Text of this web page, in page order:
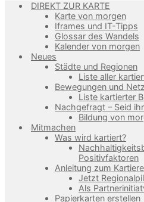
DIREKT ZUR KARTE
Karte von morgen
Iframes und IT-Tipps
Glossar des Wandels
Kalender von morgen
Neues
Städte und Regionen
Liste aller
Bewegungen und
Liste kartierter
Nachgefragt – Seid
Bildung von
Mitmachen
Was wird kartiert?
Positivfaktoren
Anleitung zum
Jetzt
Als
Papierkarten erstellen